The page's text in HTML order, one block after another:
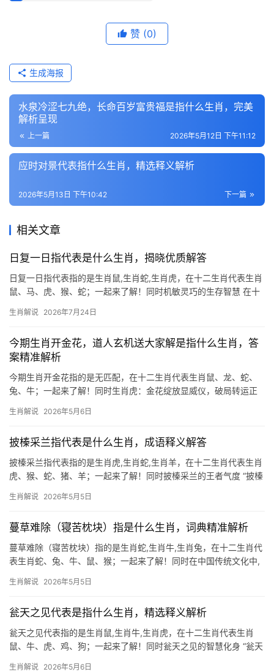
赞 (0)
生成海报
水泉冷涩七九绝，长命百岁富贵福是指什么生肖，完美
解析呈现
上一篇 2026年5月12日 下午11:12
应时对景代表指什么生肖，精选释义解析
下一篇
2026年5月13日 下午10:42
相关文章
日复一日指代表是什么生肖，揭晓优质解答
日复一日指代表指的是生肖鼠,生肖蛇,生肖虎，在十二生肖代表生肖
鼠、马、虎、猴、蛇；一起来了解！同时机敏灵巧的生存智慧 在十
有“鼠咬天开”之说，喻其开辟新局的能力，2026年对生肖鼠而言极
生肖解说 2026年7月24日
今期生肖开金花，道人玄机送大家解是指什么生肖，答
案精准解析
今期生肖开金花指的是无匹配，在十二生肖代表生肖鼠、龙、蛇、
兔、牛；一起来了解！同时生肖虎：金花绽放显威仪，破局转运正
征权威与机遇，下半年逢“金花”入命，预示事业如猛虎添翼，部分人
生肖解说 2026年5月6日
披榛采兰指代表是什么生肖，成语释义解答
披榛采兰指代表指的是生肖虎,生肖蛇,生肖羊，在十二生肖代表生肖
虎、猴、蛇、猪、羊；一起来了解！同时披榛采兰的王者气度 “披榛
二生肖中，生肖虎最契合这一精神——虎行山林，天生具备开拓者
生肖解说 2026年5月5日
蔓草难除（寝苦枕块）指是什么生肖，词典精准解析
蔓草难除（寝苦枕块）指的是生肖蛇,生肖牛,生肖兔，在十二生肖代
表生肖蛇、兔、牛、鼠、猴；一起来了解！同时在中国传统文化中,
“蔓草难除”（或“寝苦枕块”）这一成语背后的生肖寓意，并深入分析
生肖解说 2026年5月5日
瓮天之见代表是指什么生肖，精选释义解析
瓮天之见代表指的是生肖鼠,生肖牛,生肖虎，在十二生肖代表生肖
鼠、牛、虎、鸡、狗；一起来了解！同时瓮天之见的智慧化身 “瓮天
生肖解说 2026年5月6日